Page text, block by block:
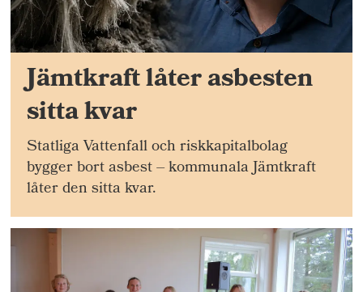
Jämtkraft låter asbesten
sitta kvar
Statliga Vattenfall och riskkapitalbolag
bygger bort asbest – kommunala Jämtkraft
låter den sitta kvar.